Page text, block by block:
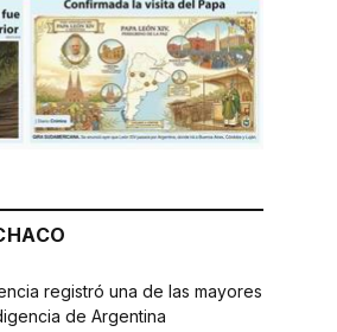
registró una de las mayores
de Argentina